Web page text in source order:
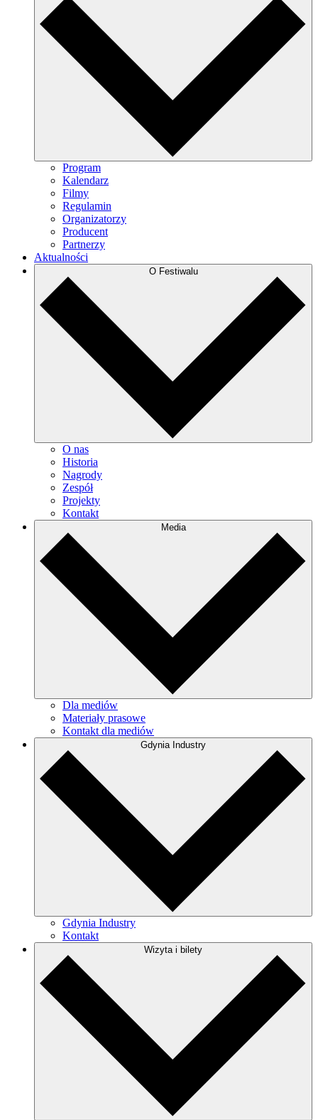
Program
Kalendarz
Filmy
Regulamin
Organizatorzy
Producent
Partnerzy
Aktualności
O Festiwalu
O nas
Historia
Nagrody
Zespół
Projekty
Kontakt
Media
Dla mediów
Materiały prasowe
Kontakt dla mediów
Gdynia Industry
Gdynia Industry
Kontakt
Wizyta i bilety